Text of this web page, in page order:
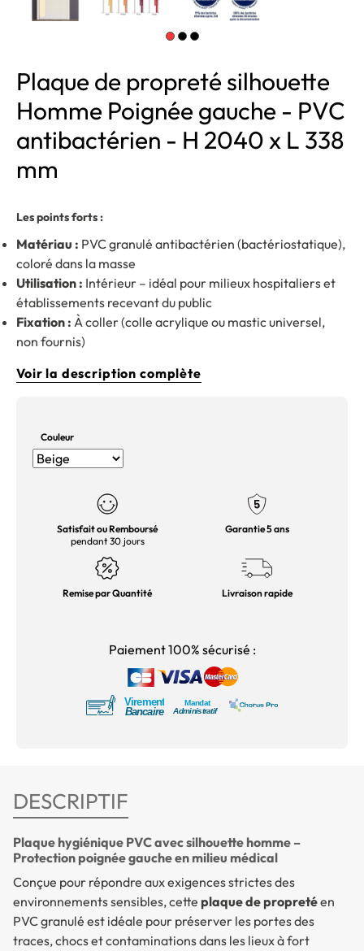
Plaque de propreté silhouette
Homme Poignée gauche - PVC
antibactérien - H 2040 x L 338
mm
Les points forts :
Matériau : PVC granulé antibactérien (bactériostatique),
coloré dans la masse
Utilisation : Intérieur – idéal pour milieux hospitaliers et
établissements recevant du public
Fixation : À coller (colle acrylique ou mastic universel,
non fournis)
Voir la description complète
Couleur
Satisfait ou Remboursé
pendant 30 jours
Garantie 5 ans
Remise par Quantité Livraison rapide
Paiement 100% sécurisé :
DESCRIPTIF
Plaque hygiénique PVC avec silhouette homme –
Protection poignée gauche en milieu médical
Conçue pour répondre aux exigences strictes des
environnements sensibles, cette plaque de propretéen
PVC granulé est idéale pour préserver les portes des
traces, chocs et contaminations dans les lieux à fort